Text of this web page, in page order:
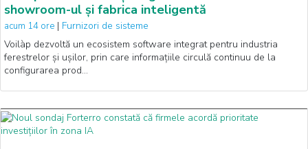
showroom-ul și fabrica inteligentă
acum 14 ore | Furnizori de sisteme
Voilàp dezvoltă un ecosistem software integrat pentru industria
ferestrelor și ușilor, prin care informațiile circulă continuu de la
configurarea prod…